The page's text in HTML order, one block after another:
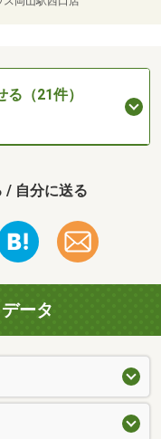
（21件）
/ 自分に送る
ータ